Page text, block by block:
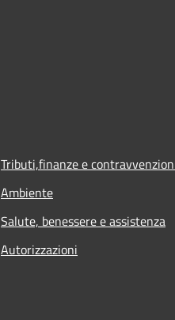
Tributi,finanze e
Ambiente
Salute, benessere e assistenza
Autorizzazioni